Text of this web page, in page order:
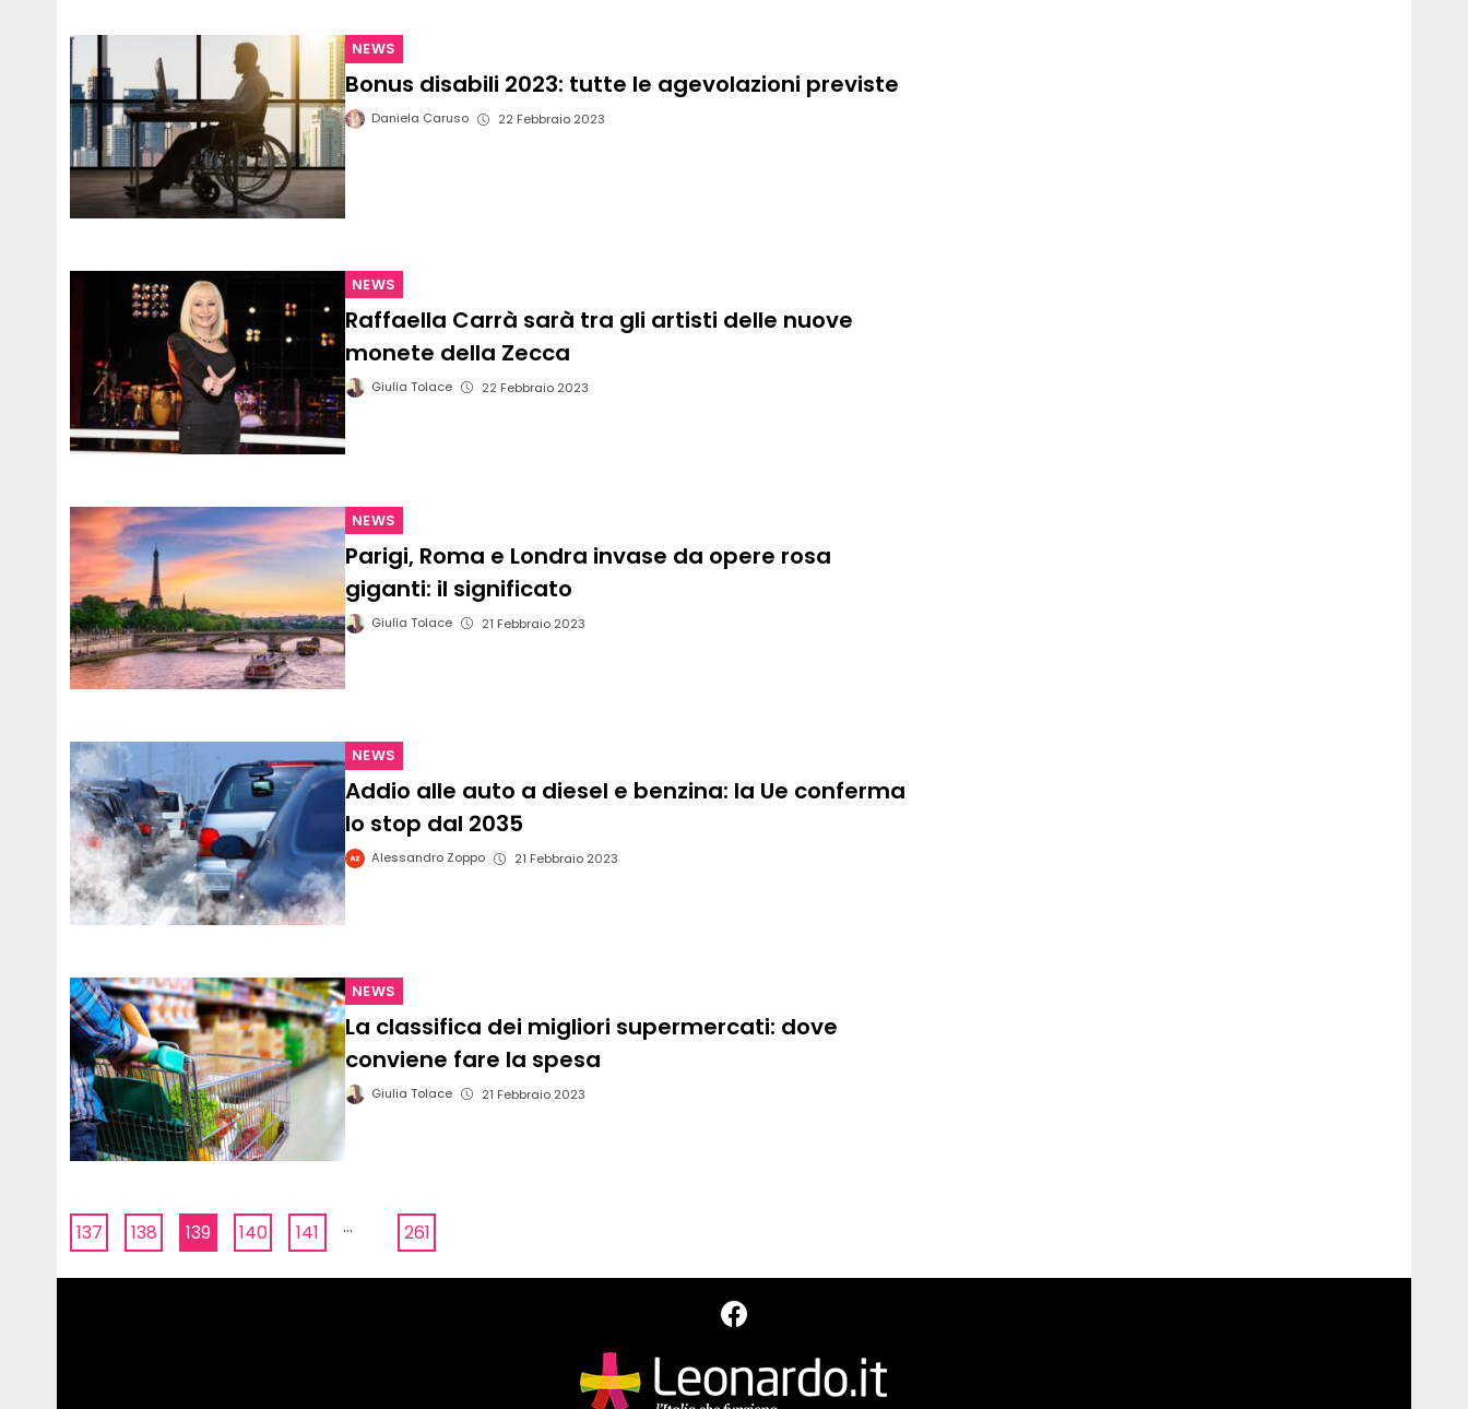
NEWS
Bonus disabili 2023: tutte le agevolazioni previste
Daniela Caruso 22 Febbraio 2023
NEWS
Raffaella Carrà sarà tra gli artisti delle nuove
monete della Zecca
Giulia Tolace 22 Febbraio 2023
NEWS
Parigi, Roma e Londra invase da opere rosa
giganti: il significato
Giulia Tolace 21 Febbraio 2023
NEWS
Addio alle auto a diesel e benzina: la Ue conferma
lo stop dal 2035
Alessandro Zoppo 21 Febbraio 2023
NEWS
La classifica dei migliori supermercati: dove
conviene fare la spesa
Giulia Tolace 21 Febbraio 2023
137 138 139 140 141 ... 261